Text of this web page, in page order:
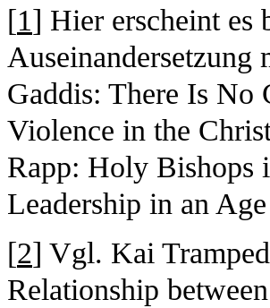
[1] Hier erscheint es
Gaddis: There Is No
Violence in the
Rapp: Holy Bishops
Leadership in an
[2] Vgl. Kai
Relationship